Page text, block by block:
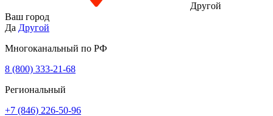
Другой
Ваш город
Да Другой
Многоканальный по РФ
8 (800) 333‑21-68
Региональный
+7 (846) 226-50-96